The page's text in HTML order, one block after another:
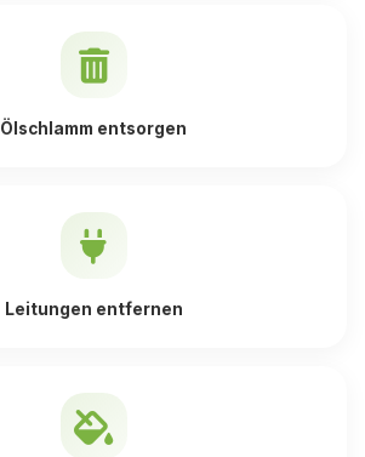
Ölschlamm entsorgen
Leitungen entfernen